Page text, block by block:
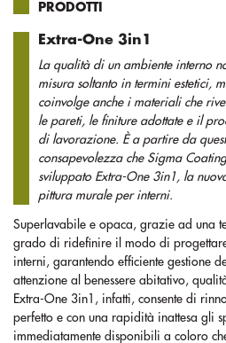
PRODOTTI
Extra-One 3in1
La qualità di un ambiente interno
misura soltanto in termini estetici,
coinvolge anche i materiali che
le pareti, le finiture adottate e il
di lavorazione. È a partire da
consapevolezza che Sigma
sviluppato Extra-One 3in1, la
pittura murale per interni.
Superlavabile e opaca, grazie ad una
grado di ridefinire il modo di
interni, garantendo efficiente gestione
attenzione al benessere abitativo,
Extra-One 3in1, infatti, consente di
perfetto e con una rapidità inattesa gli
immediatamente disponibili a coloro